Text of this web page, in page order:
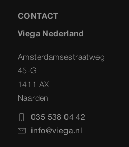
CONTACT
Viega Nederland
Amsterdamsestraatweg
45-G
1411 AX
Naarden
035 538 04 42
info@viega.nl